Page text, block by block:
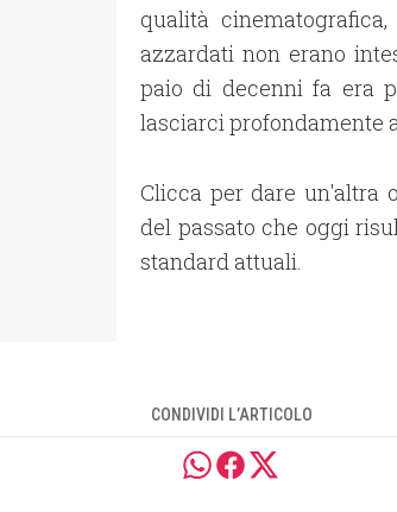
qualità
azzardati non erano
paio di decenni fa era
lasciarci profondamente
Clicca per dare un'altra
del passato che oggi
standard attuali.
CONDIVIDI L’ARTICOLO